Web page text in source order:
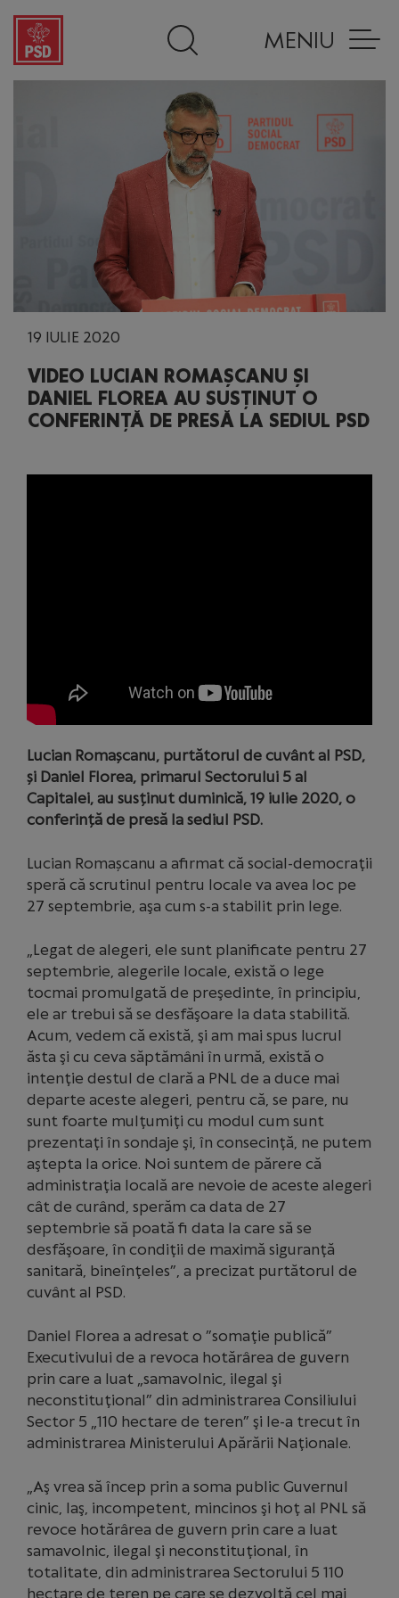
MENIU
19 IULIE 2020
VIDEO LUCIAN ROMAȘCANU ȘI
DANIEL FLOREA AU SUSȚINUT O
CONFERINȚĂ DE PRESĂ LA SEDIUL PSD
Lucian Romașcanu, purtătorul de cuvânt al PSD,
și Daniel Florea, primarul Sectorului 5 al
Capitalei, au susținut duminică, 19 iulie 2020, o
conferință de presă la sediul PSD.
Lucian Romașcanu a afirmat că social-democraţii
speră că scrutinul pentru locale va avea loc pe
27 septembrie, aşa cum s-a stabilit prin lege.
„Legat de alegeri, ele sunt planificate pentru 27
septembrie, alegerile locale, există o lege
tocmai promulgată de preşedinte, în principiu,
ele ar trebui să se desfăşoare la data stabilită.
Acum, vedem că există, şi am mai spus lucrul
ăsta şi cu ceva săptămâni în urmă, există o
intenţie destul de clară a PNL de a duce mai
departe aceste alegeri, pentru că, se pare, nu
sunt foarte mulţumiţi cu modul cum sunt
prezentaţi în sondaje şi, în consecinţă, ne putem
aştepta la orice. Noi suntem de părere că
administraţia locală are nevoie de aceste alegeri
cât de curând, sperăm ca data de 27
septembrie să poată fi data la care să se
desfăşoare, în condiţii de maximă siguranţă
sanitară, bineînţeles”, a precizat purtătorul de
cuvânt al PSD.
Daniel Florea a adresat o ”somaţie publică”
Executivului de a revoca hotărârea de guvern
prin care a luat „samavolnic, ilegal şi
neconstituţional” din administrarea Consiliului
Sector 5 „110 hectare de teren” şi le-a trecut în
administrarea Ministerului Apărării Naţionale.
„Aş vrea să încep prin a soma public Guvernul
cinic, laş, incompetent, mincinos şi hoţ al PNL să
revoce hotărârea de guvern prin care a luat
samavolnic, ilegal şi neconstituţional, în
totalitate, din administrarea Sectorului 5 110
hectare de teren pe care se dezvoltă cel mai